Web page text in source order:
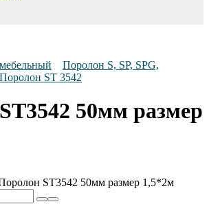
Поролон S, SP, SPG,
Поролон ST 3542
50мм размер
ST3542 50мм размер 1,5*2м